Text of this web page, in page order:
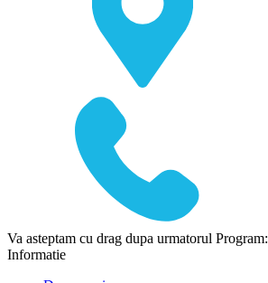
Va asteptam cu drag dupa urmatorul Program:
Informatie